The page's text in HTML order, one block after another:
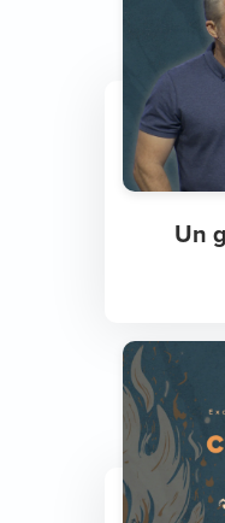
Un